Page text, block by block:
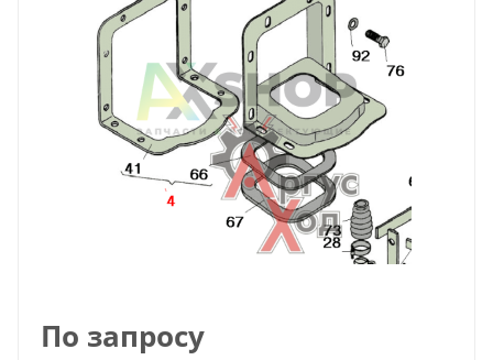
По запросу